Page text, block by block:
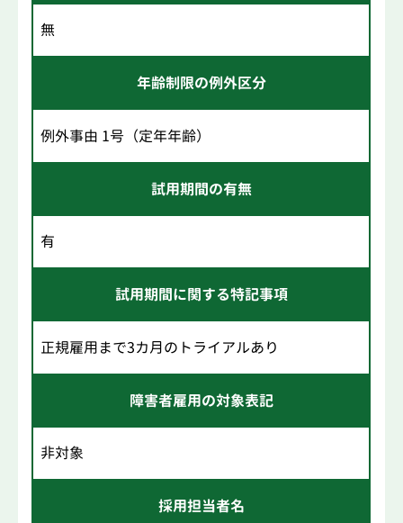
無
年齢制限の例外区分
例外事由 1号（定年年齢）
試用期間の有無
有
試用期間に関する特記事項
正規雇用まで3カ月のトライアルあり
障害者雇用の対象表記
非対象
採用担当者名